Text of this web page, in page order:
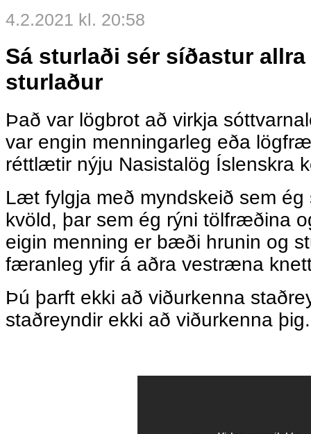
4.2.2021 kl. 20:58
Sá sturlaði sér síðastur allra
sturlaður
Það var lögbrot að virkja
var engin menningarleg eða
réttlætir nýju Nasistalög Íslenskra
Læt fylgja með myndskeið sem ég
kvöld, þar sem ég rýni tölfræðina
eigin menning er bæði hrunin og
færanleg yfir á aðra vestræna
Þú þarft ekki að viðurkenna
staðreyndir ekki að viðurkenna þig.